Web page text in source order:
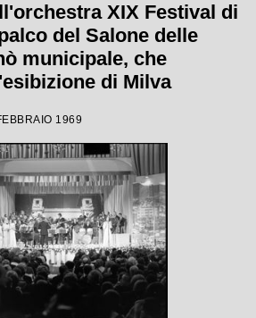
XIX Festival di
del Salone delle
municipale, che
di Milva
1969